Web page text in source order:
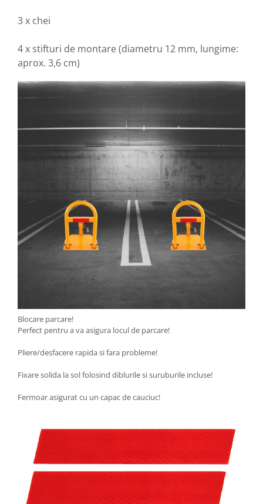
3 x chei
4 x stifturi de montare (diametru 12 mm, lungime:
aprox. 3,6 cm)
Blocare parcare!
Perfect pentru a va asigura locul de parcare!
Pliere/desfacere rapida si fara probleme!
Fixare solida la sol folosind diblurile si suruburile incluse!
Fermoar asigurat cu un capac de cauciuc!